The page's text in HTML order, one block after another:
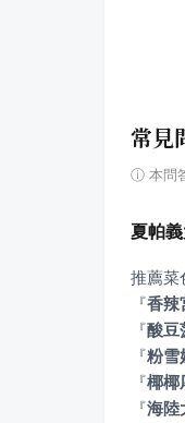
常見
ⓘ 本問
夏帕
『香辣
『酸豆
『粉雪
『椰椰
『海陸